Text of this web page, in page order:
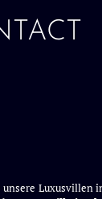
Luxusvillen